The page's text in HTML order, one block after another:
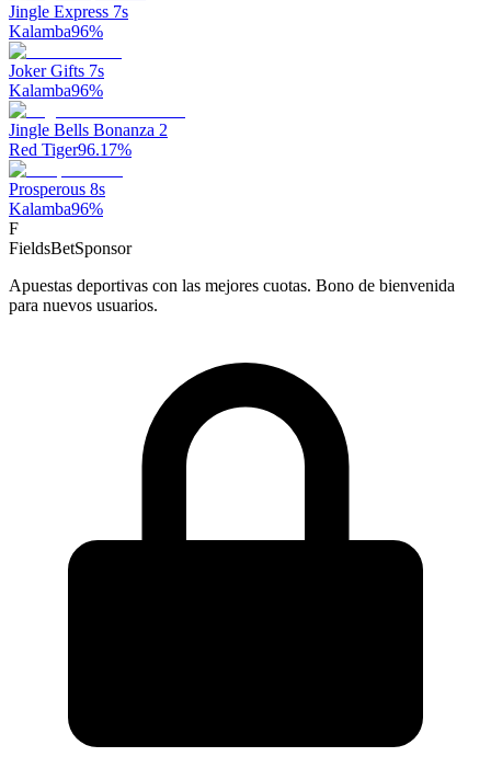
Jingle Express 7s
Kalamba96%
Joker Gifts 7s
Kalamba96%
Jingle Bells Bonanza 2
Red Tiger96.17%
Prosperous 8s
Kalamba96%
F
FieldsBetSponsor
Apuestas deportivas con las mejores cuotas. Bono de bienvenida
para nuevos usuarios.